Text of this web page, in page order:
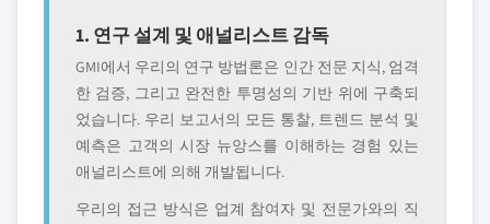
1. 연구 설계 및 애널리스트 감독
GMI에서 우리의 연구 방법론은 인간 전문 지식, 엄격
한 검증, 그리고 완전한 투명성의 기반 위에 구축되
었습니다. 우리 보고서의 모든 통찰, 트렌드 분석 및
예측은 고객의 시장 뉴앙스를 이해하는 경험 있는
애널리스트에 의해 개발됩니다.
우리의 접근 방식은 업계 참여자 및 전문가와의 직